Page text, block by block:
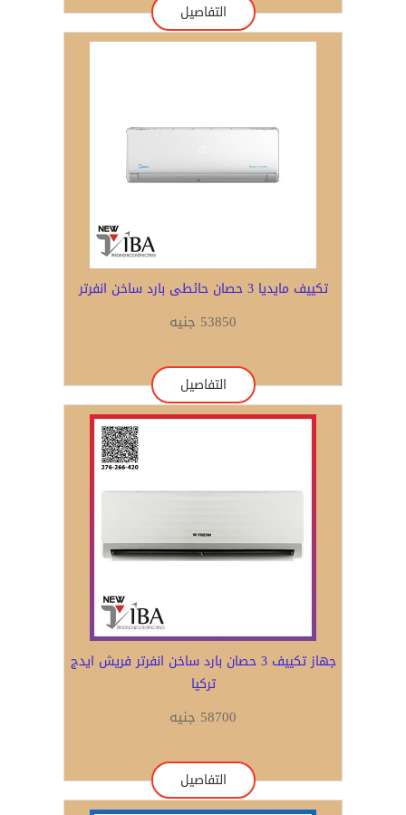
التفاصيل
تكييف مايديا 3 حصان حائطى بارد ساخن انفرتر
53850 جنيه
التفاصيل
جهاز تكييف 3 حصان بارد ساخن انفرتر فريش ايدج
تركيا
58700 جنيه
التفاصيل